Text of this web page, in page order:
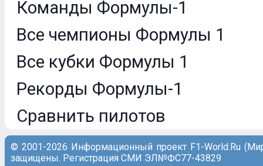
Команды Формулы-1
Все чемпионы Формулы 1
Все кубки Формулы 1
Рекорды Формулы-1
Сравнить пилотов
© 2001-2026 Информационный проект F1-World.Ru
защищены. Регистрация СМИ ЭЛ№ФС77-43829